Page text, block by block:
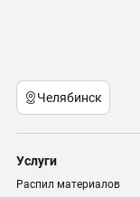
Челябинск
Услуги
Распил материалов